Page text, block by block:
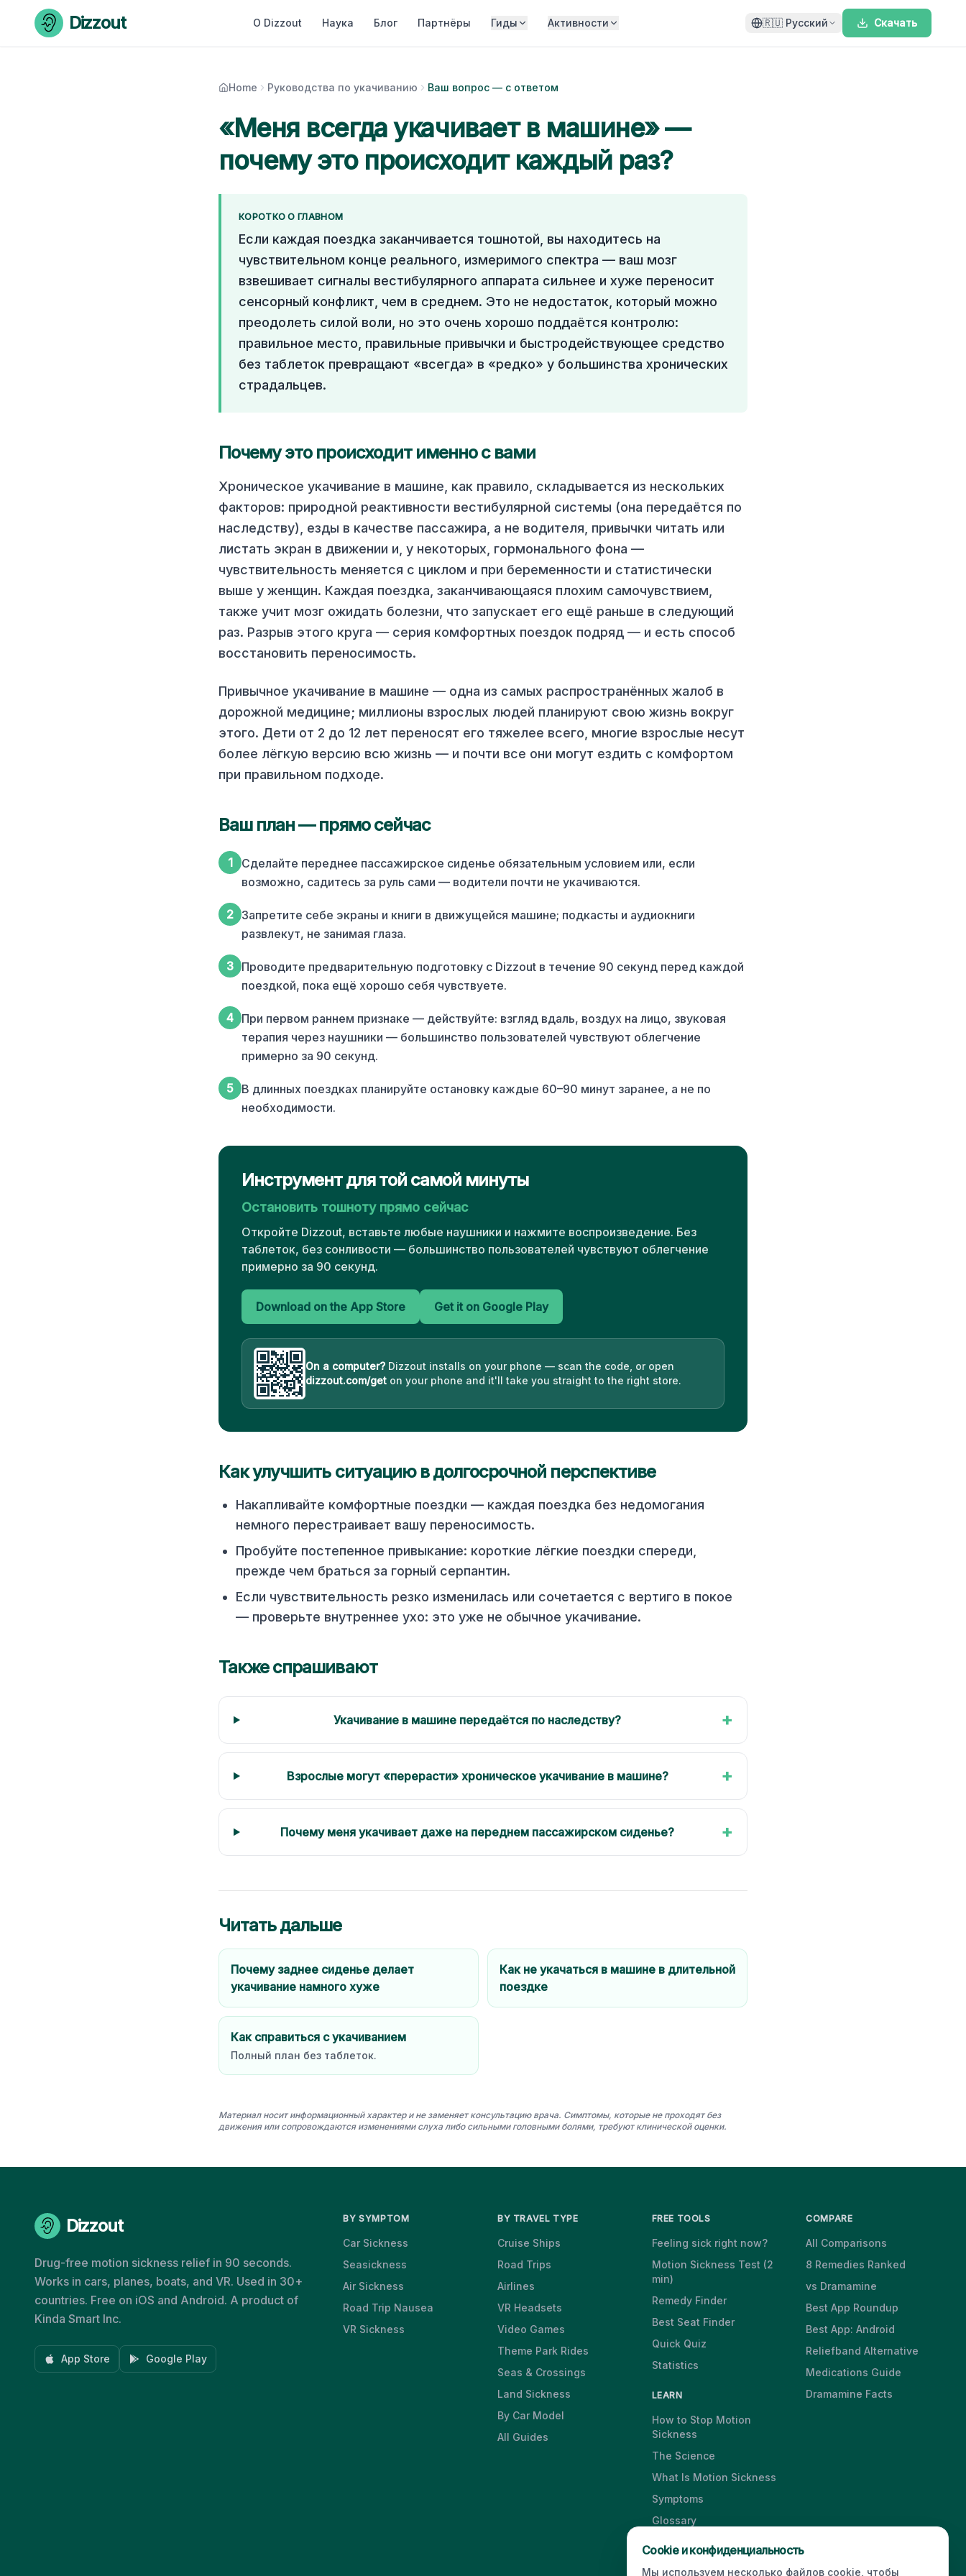
Skip to content
Dizzout О Dizzout Наука Блог Партнёры Гиды Активности 🇷🇺 Русский Скачать
Home Руководства по укачиванию Ваш вопрос — с ответом
«Меня всегда укачивает в машине» —
почему это происходит каждый раз?
КОРОТКО О ГЛАВНОМ
Если каждая поездка заканчивается тошнотой, вы находитесь на
чувствительном конце реального, измеримого спектра — ваш мозг
взвешивает сигналы вестибулярного аппарата сильнее и хуже переносит
сенсорный конфликт, чем в среднем. Это не недостаток, который можно
преодолеть силой воли, но это очень хорошо поддаётся контролю:
правильное место, правильные привычки и быстродействующее средство
без таблеток превращают «всегда» в «редко» у большинства хронических
страдальцев.
Почему это происходит именно с вами
Хроническое укачивание в машине, как правило, складывается из нескольких
факторов: природной реактивности вестибулярной системы (она передаётся по
наследству), езды в качестве пассажира, а не водителя, привычки читать или
листать экран в движении и, у некоторых, гормонального фона —
чувствительность меняется с циклом и при беременности и статистически
выше у женщин. Каждая поездка, заканчивающаяся плохим самочувствием,
также учит мозг ожидать болезни, что запускает его ещё раньше в следующий
раз. Разрыв этого круга — серия комфортных поездок подряд — и есть способ
восстановить переносимость.
Привычное укачивание в машине — одна из самых распространённых жалоб в
дорожной медицине; миллионы взрослых людей планируют свою жизнь вокруг
этого. Дети от 2 до 12 лет переносят его тяжелее всего, многие взрослые несут
более лёгкую версию всю жизнь — и почти все они могут ездить с комфортом
при правильном подходе.
Ваш план — прямо сейчас
1
Сделайте переднее пассажирское сиденье обязательным условием или, если
возможно, садитесь за руль сами — водители почти не укачиваются.
2 Запретите себе экраны и книги в движущейся машине; подкасты и аудиокниги
развлекут, не занимая глаза.
3 Проводите предварительную подготовку с Dizzout в течение 90 секунд перед каждой
поездкой, пока ещё хорошо себя чувствуете.
4 При первом раннем признаке — действуйте: взгляд вдаль, воздух на лицо, звуковая
терапия через наушники — большинство пользователей чувствуют облегчение
примерно за 90 секунд.
5 В длинных поездках планируйте остановку каждые 60–90 минут заранее, а не по
необходимости.
Инструмент для той самой минуты
Остановить тошноту прямо сейчас
Откройте Dizzout, вставьте любые наушники и нажмите воспроизведение. Без
таблеток, без сонливости — большинство пользователей чувствуют облегчение
примерно за 90 секунд.
Download on the App Store Get it on Google Play
On a computer? Dizzout installs on your phone — scan the code, or open
dizzout.com/get on your phone and it'll take you straight to the right store.
Как улучшить ситуацию в долгосрочной перспективе
Накапливайте комфортные поездки — каждая поездка без недомогания
немного перестраивает вашу переносимость.
Пробуйте постепенное привыкание: короткие лёгкие поездки спереди,
прежде чем браться за горный серпантин.
Если чувствительность резко изменилась или сочетается с вертиго в покое
— проверьте внутреннее ухо: это уже не обычное укачивание.
Также спрашивают
Укачивание в машине передаётся по наследству? +
Взрослые могут «перерасти» хроническое укачивание в машине? +
Почему меня укачивает даже на переднем пассажирском сиденье? +
Читать дальше
Почему заднее сиденье делает
укачивание намного хуже
Как не укачаться в машине в длительной
поездке
Как справиться с укачиванием
Полный план без таблеток.
Материал носит информационный характер и не заменяет консультацию врача. Симптомы, которые не проходят без
движения или сопровождаются изменениями слуха либо сильными головными болями, требуют клинической оценки.
Dizzout
Drug-free motion sickness relief in 90 seconds.
Works in cars, planes, boats, and VR. Used in 30+
countries. Free on iOS and Android. A product of
Kinda Smart Inc.
App Store Google Play
BY SYMPTOM
Car Sickness
Seasickness
Air Sickness
Road Trip Nausea
VR Sickness
BY TRAVEL TYPE
Cruise Ships
Road Trips
Airlines
VR Headsets
Video Games
Theme Park Rides
Seas & Crossings
Land Sickness
By Car Model
All Guides
FREE TOOLS
Feeling sick right now?
Motion Sickness Test (2
min)
Remedy Finder
Best Seat Finder
Quick Quiz
Statistics
LEARN
How to Stop Motion
Sickness
The Science
What Is Motion Sickness
Symptoms
Glossary
COMPARE
All Comparisons
8 Remedies Ranked
vs Dramamine
Best App Roundup
Best App: Android
Reliefband Alternative
Medications Guide
Dramamine Facts
Cookie и конфиденциальность
Мы используем несколько файлов cookie, чтобы